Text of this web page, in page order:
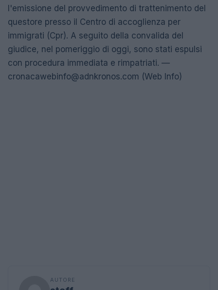
l'emissione del provvedimento di trattenimento del
questore presso il Centro di accoglienza per
immigrati (Cpr). A seguito della convalida del
giudice, nel pomeriggio di oggi, sono stati espulsi
con procedura immediata e rimpatriati. —
cronacawebinfo@adnkronos.com (Web Info)
AUTORE